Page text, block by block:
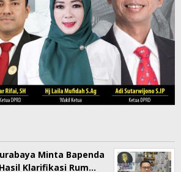
Minta Bapenda
Klarifikasi Rum…